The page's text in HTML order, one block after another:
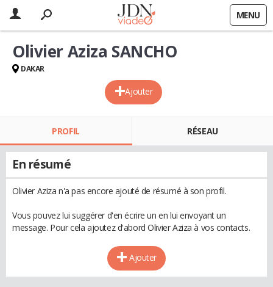
MENU
Ajouter
Olivier Aziza SANCHO
DAKAR
PROFIL RÉSEAU
En résumé
Olivier Aziza n'a pas encore ajouté de résumé à son profil.
Vous pouvez lui suggérer d'en écrire un en lui envoyant un
message. Pour cela ajoutez d'abord Olivier Aziza à vos contacts.
Ajouter